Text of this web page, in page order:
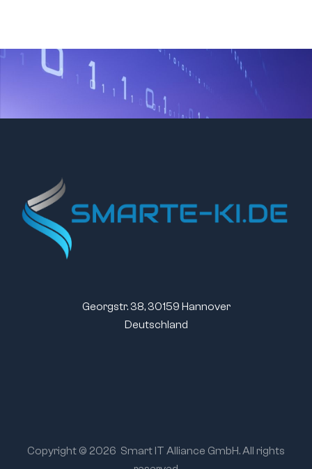
Georgstr. 38, 30159 Hannover
Deutschland
Copyright © 2026 Smart IT Alliance GmbH. All rights